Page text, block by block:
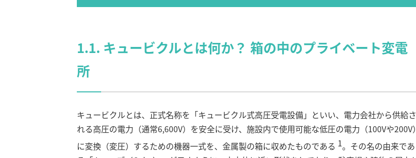
1.1. キュービクルとは何か？ 箱の中のプライベート変電
所
キュービクルとは、正式名称を「キュービクル式高圧受電設備」といい、電力会社から供給さ
れる高圧の電力（通常6,600V）を安全に受け、施設内で使用可能な低圧の電力（100Vや200V）
に変換（変圧）するための機器一式を、金属製の箱に収めたものである 1。その名の由来であ